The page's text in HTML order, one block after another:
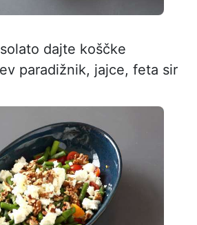
dajte koščke
paradižnik, jajce, feta sir